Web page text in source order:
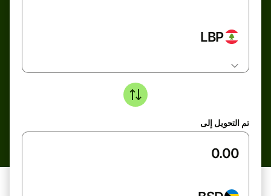
LBP
تم التحويل إلى